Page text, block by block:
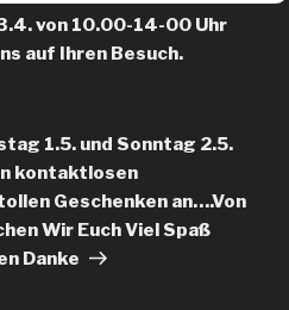
von 10.00-14-00 Uhr
auf Ihren Besuch.
1.5. und Sonntag 2.5.
kontaktlosen
Geschenken an….Von
Wir Euch Viel Spaß
Danke